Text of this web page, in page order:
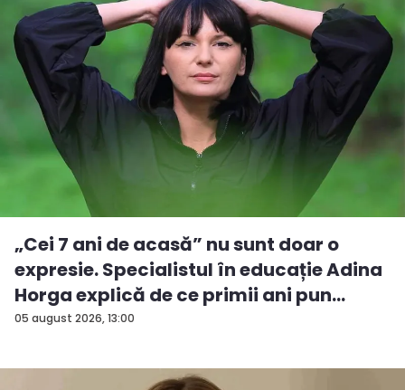
05 august 2026, 13:00
„Cei 7 ani de acasă” nu sunt doar o
expresie. Specialistul în educație Adina
Horga explică de ce primii ani pun
baze...